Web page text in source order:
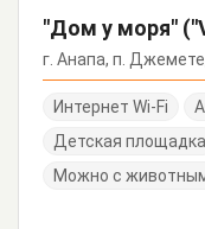
"Дом у моря"
г. Анапа, п.
Интернет Wi-Fi
Детская площадка
Можно с